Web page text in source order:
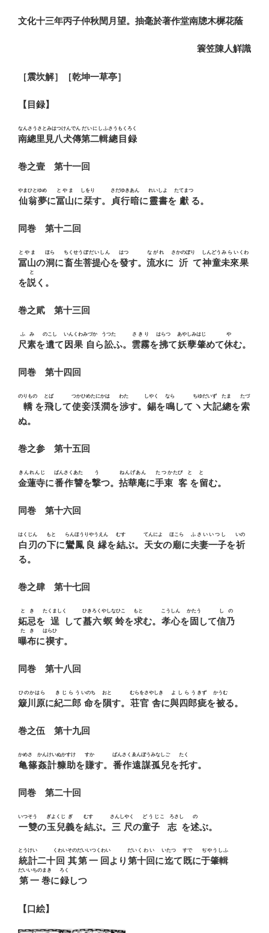
文化十三年丙子仲秋閏月望。抽毫於著作堂南牕木樨花蔭
簑笠陳人觧識
［震坎解］［乾坤一草亭］
【目録】
南總里見八犬傳
なんさうさとみはつけんでん
第二輯
だいにしふ
總目録
さうもくろく
巻之壹 第十一回
仙翁
やまひと
夢
ゆめ
に冨山
とやま
に栞
しをり
す。 貞行
さだゆき
暗
あん
に靈書
れいしよ
を 獻
たてまつ
る。
同巻 第十二回
冨山
とやま
の洞
ほら
に畜生
ちくせう
菩提心
ぼだいしん
を發
はつ
す。 流水
ながれ
に 沂
さかのぼり
て神童
しんどう
未來
みらい
果
くわ
を説
と
く。
巻之貮 第十三回
尺素
ふみ
を遺
のこし
て因果
いんくわ
自
みづか
ら訟
うつた
ふ。 雲霧
さきり
を拂
はらつ
て妖孽
あやしみ
肇
はじ
めて休
や
む。
同巻 第十四回
轎
のりもの
を飛
とば
して使妾
つかひめ
渓澗
たにかは
を渉
わた
す。 錫
しやく
を鳴
なら
して ヽ大
ちゆだい
記總
ずゞたま
を索
たづ
ぬ。
巻之参 第十五回
金蓮寺
きんれんじ
に番作
ばんさく
讐
あた
を撃
う
つ。 拈華庵
ねんげあん
に手束
たつか
客
たびゝと
を留
とゞ
む。
同巻 第十六回
白刃
はくじん
の下
もと
に鸞鳳
らんほう
良縁
りやうえん
を結
むす
ぶ。 天女
てんによ
の廟
ほこら
に夫妻
ふさい
一子
いつし
を祈
いの
る。
巻之肆 第十七回
妬忌
とき
を 逞
たくましく
して蟇六
ひきろく
螟蛉
やしなひこ
を求
もと
む。 孝心
こうしん
を固
かたう
して信乃
しの
曝布
たき
に禊
はらひ
す。
同巻 第十八回
簸川原
ひのかはら
に紀二郎
きじらう
命
いのち
を隕
おと
す。 荘官
むらをさ
舎
やしき
に與四郎
よしらう
疵
きず
を被
かうむ
る。
巻之伍 第十九回
亀篠
かめさゝ
姦計
かんけい
糠助
ぬかすけ
を賺
すか
す。 番作
ばんさく
遠謀
ゑんぼう
孤兒
みなしご
を托
たく
す。
同巻 第二十回
一雙
いつそう
の玉兒
ぎよくじ
義
ぎ
を結
むす
ぶ。 三尺
さんしやく
の童子
どうじ
志
こゝろさし
を述
の
ぶ。
統計
とうけい
二十回
くわい
其
その
第一回
だいいつくわい
より第
だい
十回
くわい
に迄
いたつ
て既
すで
に于肇輯
ぢやうしふ
第一巻
だいいちのまき
に録
ろく
しつ
【口絵】